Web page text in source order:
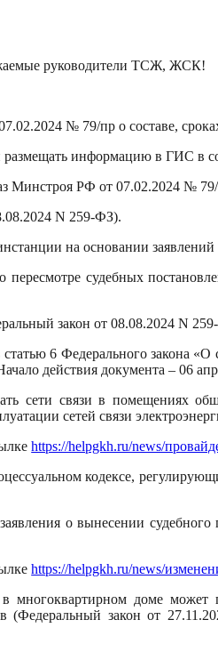
руководители ТСЖ, ЖСК!
№ 79/пр о составе,
информацию в ГИС в
Минстроя РФ от 07.02.2024 №
N 259-ФЗ).
на основании
судебных
закон от 08.08.2024 N
6 Федерального закона
действия документа – 06
сети связи в помещениях
сетей связи
https://helpgkh.ru/news/
кодексе,
о вынесении
https://helpgkh.ru/news/
доме может
(Федеральный закон от